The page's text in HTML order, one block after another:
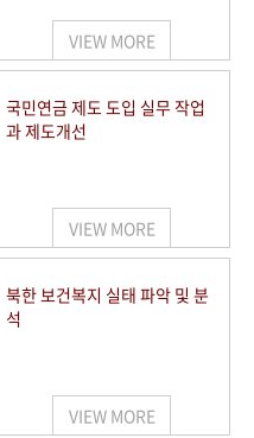
VIEW MORE
국민연금 제도 도입 실무 작업
과 제도개선
VIEW MORE
북한 보건복지 실태 파악 및 분
석
VIEW MORE